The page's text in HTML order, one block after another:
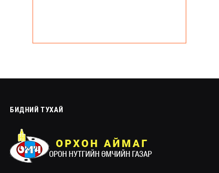
БИДНИЙ ТУХАЙ